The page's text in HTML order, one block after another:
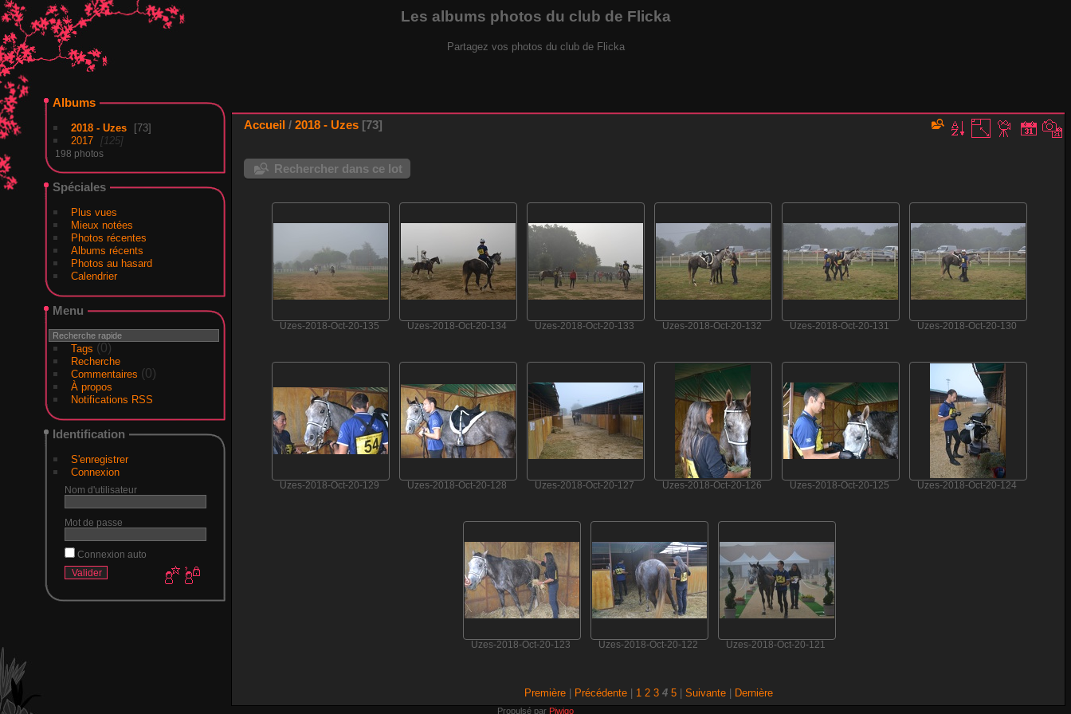
Les albums photos du club de Flicka
Partagez vos photos du club de Flicka
Albums
2018 - Uzes
73
2017
125
198 photos
Spéciales
Plus vues
Mieux notées
Photos récentes
Albums récents
Photos au hasard
Calendrier
Menu
Tags (0)
Recherche
Commentaires (0)
À propos
Notifications RSS
Identification
S'enregistrer
Connexion
Nom d'utilisateur
Mot de passe
Connexion auto
Accueil / 2018 - Uzes 73
Rechercher dans ce lot
Uzes-2018-Oct-20-135 Uzes-2018-Oct-20-134 Uzes-2018-Oct-20-133 Uzes-2018-Oct-20-132 Uzes-2018-Oct-20-131 Uzes-2018-Oct-20-130
Uzes-2018-Oct-20-129 Uzes-2018-Oct-20-128 Uzes-2018-Oct-20-127 Uzes-2018-Oct-20-126 Uzes-2018-Oct-20-125 Uzes-2018-Oct-20-124
Uzes-2018-Oct-20-123 Uzes-2018-Oct-20-122 Uzes-2018-Oct-20-121
Première| Précédente| 1 2 3 4 5 Suivante Dernière
Propulsé par Piwigo